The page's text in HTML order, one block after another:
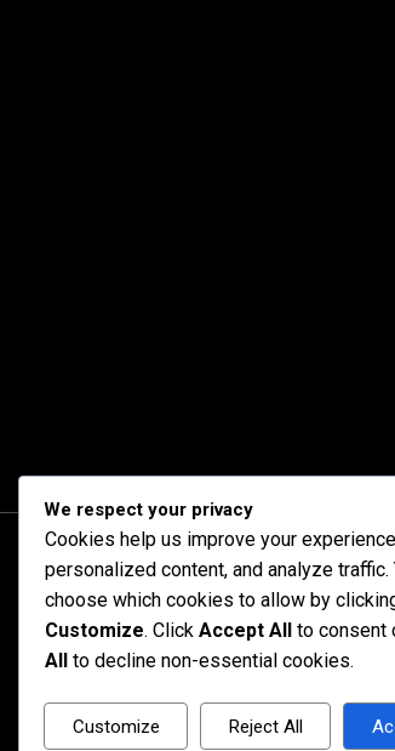
We respect your privacy
Cookies help us improve your
personalized content, and analyze traffic.
choose which cookies to allow by
Customize. Click Accept All to consent
All
to decline non-essential cookies.
Customize Reject All